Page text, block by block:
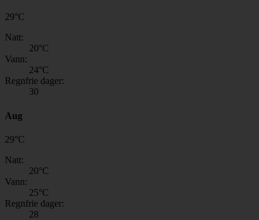
29°C
Natt:
20°C
Vann:
24°C
Regnfrie dager:
30
Aug
29°C
Natt:
20°C
Vann:
25°C
Regnfrie dager:
28